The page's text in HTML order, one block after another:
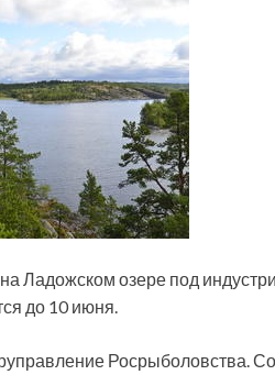
Ладожском озере под
до 10 июня.
Росрыболовства.